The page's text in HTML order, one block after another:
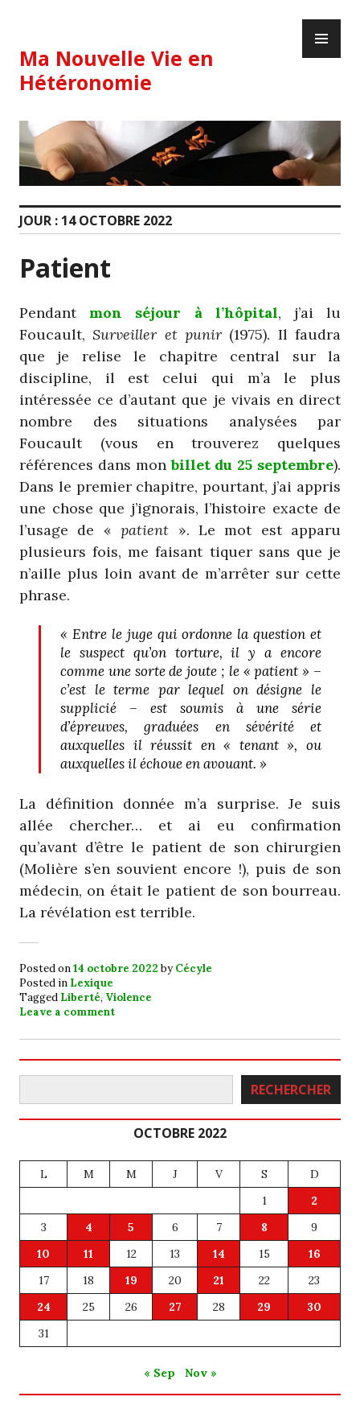
content
Ma Nouvelle Vie en
Hétéronomie
JOUR : 14 OCTOBRE 2022
Patient
Pendant mon séjour à l’hôpital, j’ai lu
Foucault,Surveiller et punir (1975). Il faudra
que je relise le chapitre central sur la
discipline, il est celui qui m’a le plus
intéressée ce d’autant que je vivais en direct
nombre des situations analysées par
Foucault (vous en trouverez quelques
références dans monbillet du 25 septembre).
Dans le premier chapitre, pourtant, j’ai appris
une chose que j’ignorais, l’histoire exacte de
l’usage de «patient ». Le mot est apparu
plusieurs fois, me faisant tiquer sans que je
n’aille plus loin avant de m’arrêter sur cette
phrase.
« Entre le juge qui ordonne la question et
le suspect qu’on torture, il y a encore
comme une sorte de joute ; le « patient » –
c’est le terme par lequel on désigne le
supplicié – est soumis à une série
d’épreuves, graduées en sévérité et
auxquelles il réussit en « tenant », ou
auxquelles il échoue en avouant. »
La définition donnée m’a surprise. Je suis
allée chercher… et ai eu confirmation
qu’avant d’être le patient de son chirurgien
(Molière s’en souvient encore !), puis de son
médecin, on était le patient de son bourreau.
La révélation est terrible.
Posted on14 octobre 2022 byCécyle
Posted in Lexique
Tagged Liberté, Violence
Leave a comment
Rechercher RECHERCHER
OCTOBRE 2022
L M M J V S
D
1
2
3
4 5 6 7 8
9
10
11 12 13 14 15
16
17
18 19 20 21 22
23
24
25 26 27 28 29
30
31
« Sep Nov »